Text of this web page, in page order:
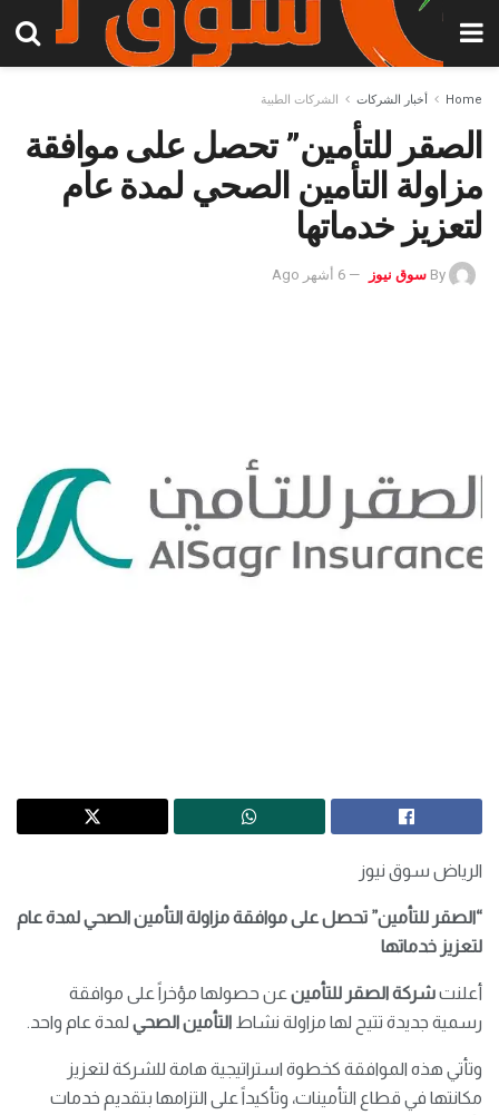
Home أخبار الشركات الشركات الطبية
الصقر للتأمين” تحصل على موافقة
مزاولة التأمين الصحي لمدة عام
لتعزيز خدماتها
By سوق نيوز 6 أشهر Ago
الرياض سوق نيوز
“الصقر للتأمين” تحصل على موافقة مزاولة التأمين الصحي لمدة عام
لتعزيز خدماتها
أعلنتشركة الصقر للتأمين عن حصولها مؤخراً على موافقة
رسمية جديدة تتيح لها مزاولة نشاط التأمين الصحي لمدة عام واحد.
وتأتي هذه الموافقة كخطوة استراتيجية هامة للشركة لتعزيز
مكانتها في قطاع التأمينات، وتأكيداً على التزامها بتقديم خدمات